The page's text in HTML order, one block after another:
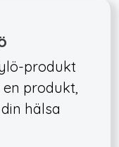
produkt
produkt,
hälsa